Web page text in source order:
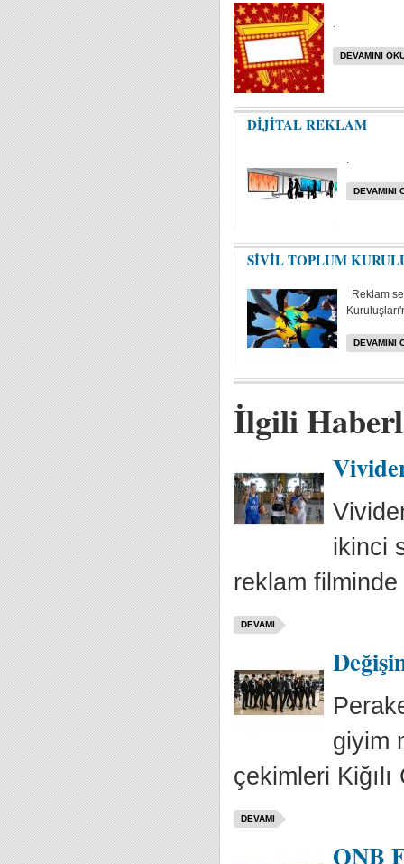
.
DEVAMINI
DİJİTAL REKLAM
.
DEVAMINI
SİVİL TOPLUM
Reklam
DEVAMINI
İlgili
ikinci
reklam
DEVAMI
giyim
çekimleri
DEVAMI
QNB